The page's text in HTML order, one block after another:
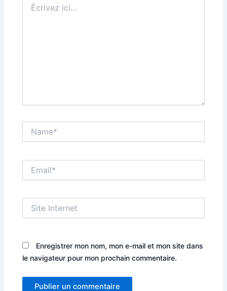
ici…
Internet
Enregistrer mon nom, mon e-mail et mon site dans
le navigateur pour mon prochain commentaire.